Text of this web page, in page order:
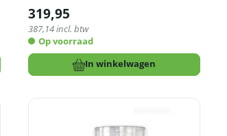
319,95
387,14incl. btw
Op voorraad
In winkelwagen